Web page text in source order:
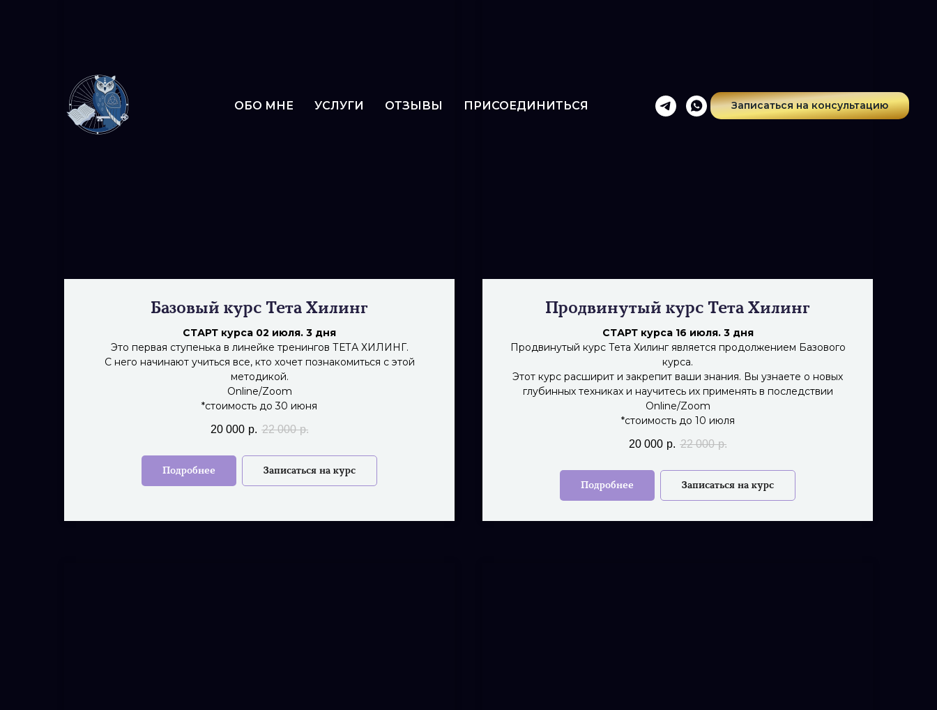
ОБО МНЕ УСЛУГИ ОТЗЫВЫ ПРИСОЕДИНИТЬСЯ Записаться на консультацию
Базовый курс Тета Хилинг
СТАРТ курса 02 июля. 3 дня
Это первая ступенька в линейке тренингов ТЕТА ХИЛИНГ.
С него начинают учиться все, кто хочет познакомиться с этой
методикой.
Online/Zoom
*стоимость до 30 июня
20 000 р. 22 000 р.
Подробнее Записаться на курс
Продвинутый курс Тета Хилинг
СТАРТ курса 16 июля. 3 дня
Продвинутый курс Тета Хилинг является продолжением Базового
курса.
Этот курс расширит и закрепит ваши знания. Вы узнаете о новых
глубинных техниках и научитесь их применять в последствии
Online/Zoom
*стоимость до 10 июля
20 000 р. 22 000 р.
Подробнее Записаться на курс